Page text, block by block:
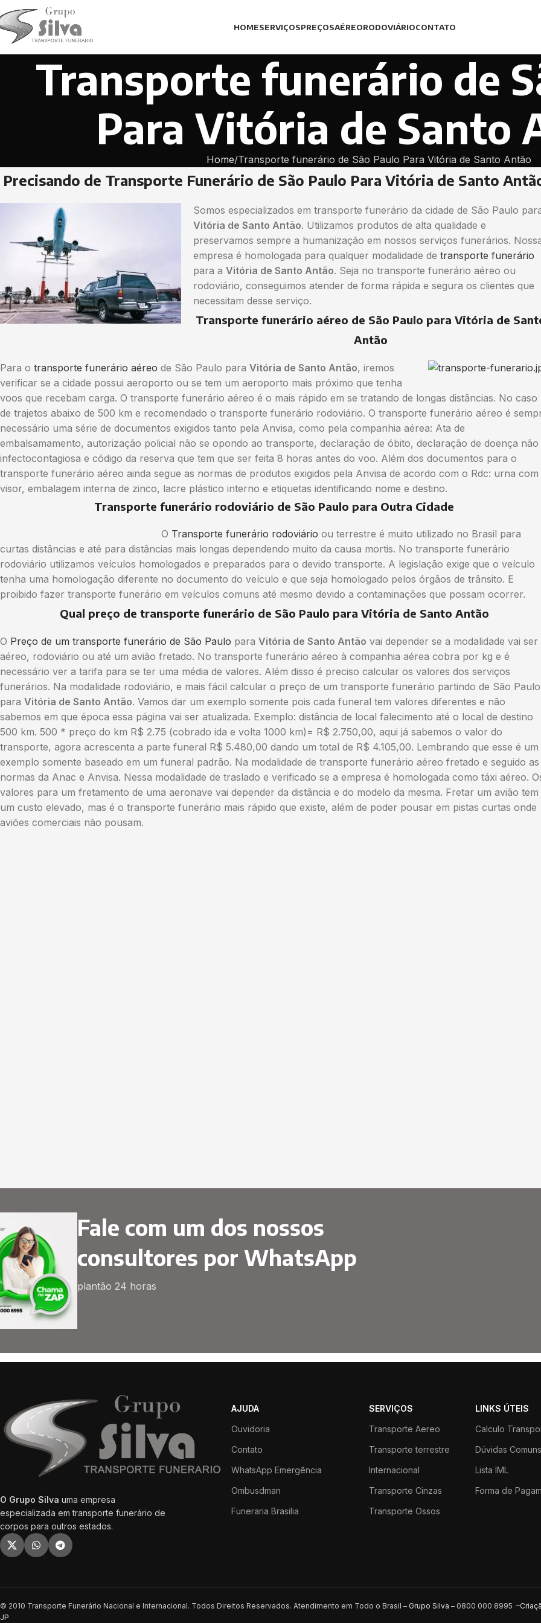
HOMESERVIÇOSPREÇOSAÉREORODOVIÁRIOCONTATO
Transporte funerário de
Para Vitória de Santo
Home Transporte funerário de São Paulo Para Vitória de Santo Antão
Precisando de Transporte Funerário de São Paulo Para Vitória de Santo
Somos especializados em transporte funerário da cidade de São Paulo
Vitória de Santo Antão. Utilizamos produtos de alta qualidade e
preservamos sempre a humanização em nossos serviços funerários.
empresa é homologada para qualquer modalidade de transporte funerário
para a Vitória de Santo Antão. Seja no transporte funerário aéreo ou
rodoviário, conseguimos atender de forma rápida e segura os clientes que
necessitam desse serviço.
Transporte funerário aéreo de São Paulo para Vitória de
Antão
Para o transporte funerário aéreo de São Paulo para Vitória de Santo Antão, iremos
verificar se a cidade possui aeroporto ou se tem um aeroporto mais próximo que tenha
voos que recebam carga. O transporte funerário aéreo é o mais rápido em se tratando de longas distâncias. No caso
de trajetos abaixo de 500 km e recomendado o transporte funerário rodoviário. O transporte funerário aéreo é
necessário uma série de documentos exigidos tanto pela Anvisa, como pela companhia aérea: Ata de
embalsamamento, autorização policial não se opondo ao transporte, declaração de óbito, declaração de doença não
infectocontagiosa e código da reserva que tem que ser feita 8 horas antes do voo. Além dos documentos para o
transporte funerário aéreo ainda segue as normas de produtos exigidos pela Anvisa de acordo com o Rdc: urna com
visor, embalagem interna de zinco, lacre plástico interno e etiquetas identificando nome e destino.
Transporte funerário rodoviário de São Paulo para Outra Cidade
O Transporte funerário rodoviário ou terrestre é muito utilizado no Brasil para
curtas distâncias e até para distâncias mais longas dependendo muito da causa mortis. No transporte funerário
rodoviário utilizamos veículos homologados e preparados para o devido transporte. A legislação exige que o veículo
tenha uma homologação diferente no documento do veículo e que seja homologado pelos órgãos de trânsito. E
proibido fazer transporte funerário em veículos comuns até mesmo devido a contaminações que possam ocorrer.
Qual preço de transporte funerário de São Paulo para Vitória de Santo Antão
O Preço de um transporte funerário de São Paulo para Vitória de Santo Antão vai depender se a modalidade vai ser
aéreo, rodoviário ou até um avião fretado. No transporte funerário aéreo à companhia aérea cobra por kg e é
necessário ver a tarifa para se ter uma média de valores. Além disso é preciso calcular os valores dos serviços
funerários. Na modalidade rodoviário, e mais fácil calcular o preço de um transporte funerário partindo de São Paulo
para Vitória de Santo Antão. Vamos dar um exemplo somente pois cada funeral tem valores diferentes e não
sabemos em que época essa página vai ser atualizada. Exemplo: distância de local falecimento até o local de destino
500 km. 500 * preço do km R$ 2.75 (cobrado ida e volta 1000 km)= R$ 2.750,00, aqui já sabemos o valor do
transporte, agora acrescenta a parte funeral R$ 5.480,00 dando um total de R$ 4.105,00. Lembrando que esse é um
exemplo somente baseado em um funeral padrão. Na modalidade de transporte funerário aéreo fretado e seguido as
normas da Anac e Anvisa. Nessa modalidade de traslado e verificado se a empresa é homologada como táxi aéreo.
valores para um fretamento de uma aeronave vai depender da distância e do modelo da mesma. Fretar um avião tem
um custo elevado, mas é o transporte funerário mais rápido que existe, além de poder pousar em pistas curtas onde
aviões comerciais não pousam.
Fale com um dos nossos
consultores por WhatsApp
plantão 24 horas
O Grupo Silva uma empresa
especializada em transporte funerário de
corpos para outros estados.
AJUDA
Ouvidoria
Contato
WhatsApp Emergência
Ombusdman
Funeraria Brasilia
SERVIÇOS
Transporte Aereo
Transporte terrestre
Internacional
Transporte Cinzas
Transporte Ossos
LINKS ÚTEIS
Calculo
Dúvidas Comuns
Lista IML
Forma de
© 2010 Transporte Funerário Nacional e Internacional. Todos Direitos Reservados. Atendimento em Todo o Brasil – Grupo Silva – 0800 000 8995 –
JP